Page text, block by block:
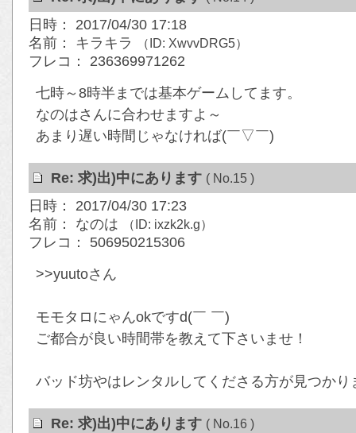
日時： 2017/04/30 17:18
名前： キラキラ
（ID: XwvvDRG5）
フレコ： 236369971262
七時～8時半までは基本ゲームしてます。
なのはさんに合わせますよ～
あまり遅い時間じゃなければ(￣▽￣)
Re: 求)出)中にあります ( No.15 )
日時： 2017/04/30 17:23
名前： なのは
（ID: ixzk2k.g）
フレコ： 506950215306
>>yuutoさん
モモタロにゃんokですd(￣ ￣)
ご都合が良い時間帯を教えて下さいませ！
バッド坊やはレンタルしてくださる方が見つか
Re: 求)出)中にあります ( No.16 )